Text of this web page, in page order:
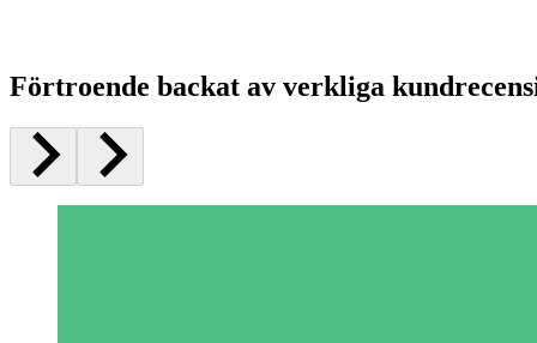
Förtroende backat av verkliga